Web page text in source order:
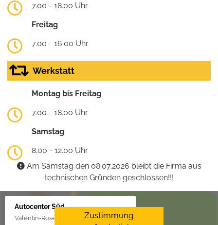
7.00 - 18.00 Uhr
Freitag
7.00 - 16.00 Uhr
Werkstatt
Montag bis Freitag
7.00 - 18.00 Uhr
Samstag
8.00 - 12.00 Uhr
Am Samstag den 08.07.2026 bleibt die Firma aus
technischen Gründen geschlossen!!!
Autocenter Süd
Valentin-Rose-Str. 3, 16816 Neuruppin
Zustimmung